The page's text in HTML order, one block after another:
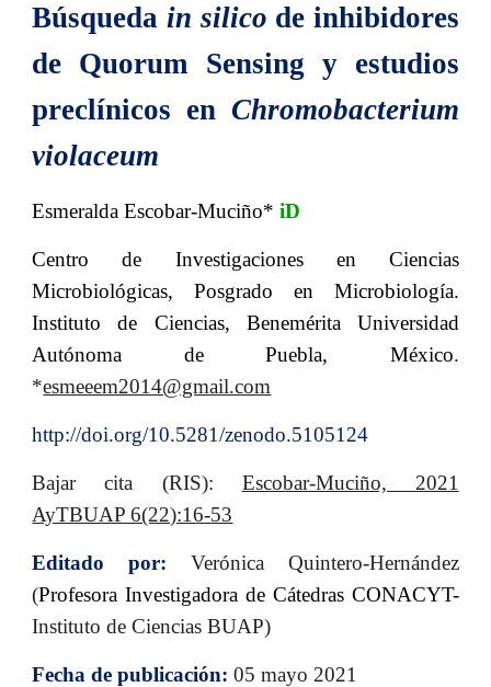
Búsqueda in silico de inhibidores
de Quorum Sensing y estudios
preclínicos en Chromobacterium
violaceum
Esmeralda Escobar-Muciño* iD
Centro de Investigacionesen Ciencias
Microbiológicas, Posgrado en Microbiología.
Instituto de Ciencias, Benemérita Universidad
Autónoma de Puebla, México.
*esmeeem2014@gmail.com
http://doi.org/10.5281/zenodo.5105124
Bajar cita (RIS): Escobar-Muciño, 2021
AyTBUAP 6(22):16-53
Editado por: Verónica Quintero-Hernández
(Profesora Investigadora de Cátedras CONACYT-
Instituto de Ciencias BUAP)
Fecha de publicación: 05 mayo 2021